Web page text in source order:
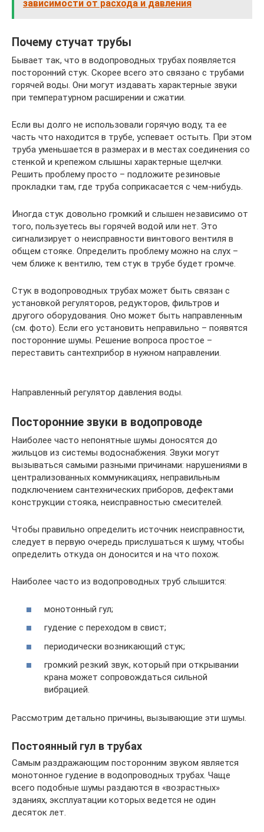
зависимости от расхода и давления
Почему стучат трубы
Бывает так, что в водопроводных трубах появляется
посторонний стук. Скорее всего это связано с трубами
горячей воды. Они могут издавать характерные звуки
при температурном расширении и сжатии.
Если вы долго не использовали горячую воду, та ее
часть что находится в трубе, успевает остыть. При этом
труба уменьшается в размерах и в местах соединения со
стенкой и крепежом слышны характерные щелчки.
Решить проблему просто – подложите резиновые
прокладки там, где труба соприкасается с чем-нибудь.
Иногда стук довольно громкий и слышен независимо от
того, пользуетесь вы горячей водой или нет. Это
сигнализирует о неисправности винтового вентиля в
общем стояке. Определить проблему можно на слух –
чем ближе к вентилю, тем стук в трубе будет громче.
Стук в водопроводных трубах может быть связан с
установкой регуляторов, редукторов, фильтров и
другого оборудования. Оно может быть направленным
(см. фото). Если его установить неправильно – появятся
посторонние шумы. Решение вопроса простое –
переставить сантехприбор в нужном направлении.
Направленный регулятор давления воды.
Посторонние звуки в водопроводе
Наиболее часто непонятные шумы доносятся до
жильцов из системы водоснабжения. Звуки могут
вызываться самыми разными причинами: нарушениями в
централизованных коммуникациях, неправильным
подключением сантехнических приборов, дефектами
конструкции стояка, неисправностью смесителей.
Чтобы правильно определить источник неисправности,
следует в первую очередь прислушаться к шуму, чтобы
определить откуда он доносится и на что похож.
Наиболее часто из водопроводных труб слышится:
монотонный гул;
гудение с переходом в свист;
периодически возникающий стук;
громкий резкий звук, который при открывании
крана может сопровождаться сильной
вибрацией.
Рассмотрим детально причины, вызывающие эти шумы.
Постоянный гул в трубах
Самым раздражающим посторонним звуком является
монотонное гудение в водопроводных трубах. Чаще
всего подобные шумы раздаются в «возрастных»
зданиях, эксплуатации которых ведется не один
десяток лет.